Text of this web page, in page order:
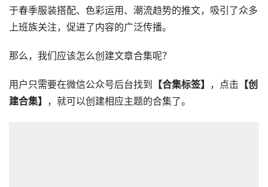
于春季服装搭配、色彩运用、潮流趋势的推文，吸引了众多
上班族关注，促进了内容的广泛传播。
那么，我们应该怎么创建文章合集呢？
用户只需要在微信公众号后台找到 【合集标签】 ，点击 【创
建合集】
，就可以创建相应主题的合集了。